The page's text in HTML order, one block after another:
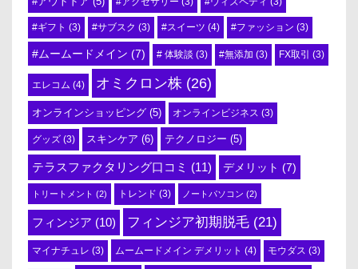
#ギフト (3) #サブスク (3) #スイーツ (4) #ファッション (3)
#ムームードメイン (7) # 体験談 (3) #無添加 (3) FX取引 (3)
エレコム (4) オミクロン株 (26)
オンラインショッピング (5) オンラインビジネス (3)
グッズ (3) スキンケア (6) テクノロジー (5)
テラスファクタリング口コミ (11) デメリット (7)
トリートメント (2) トレンド (3) ノートパソコン (2)
フィンジア (10) フィンジア初期脱毛 (21)
マイナチュレ (3) ムームードメイン デメリット (4) モウダス (3)